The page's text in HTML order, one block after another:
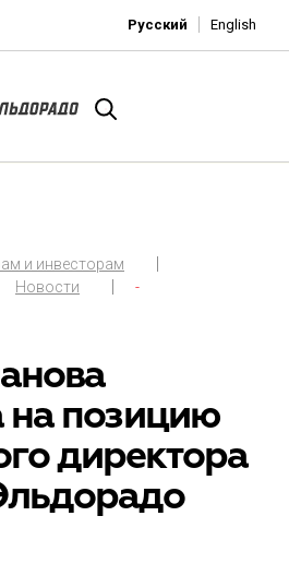
Русский English
и инвесторам
Новости -
на позицию
директора